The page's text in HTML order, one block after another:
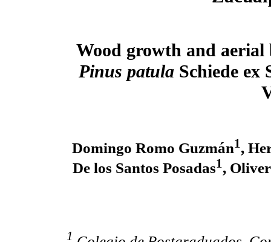
Wood growth and
Pinus patula Schiede
Domingo Romo Guzmán1 ,
De los Santos Posadas1,
1